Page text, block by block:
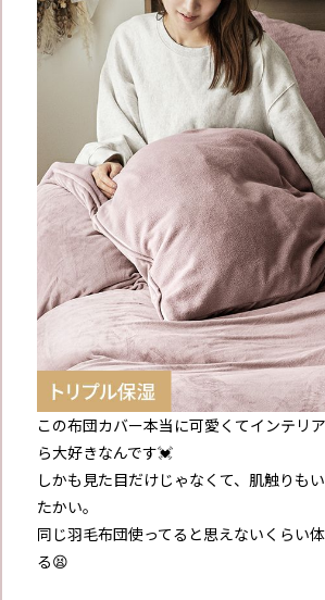
この布団カバー本当に可愛くてインテリ
ら大好きなんです💓
しかも見た目だけじゃなくて、肌触りも
たかい。
同じ羽毛布団使ってると思えないくらい
る😫